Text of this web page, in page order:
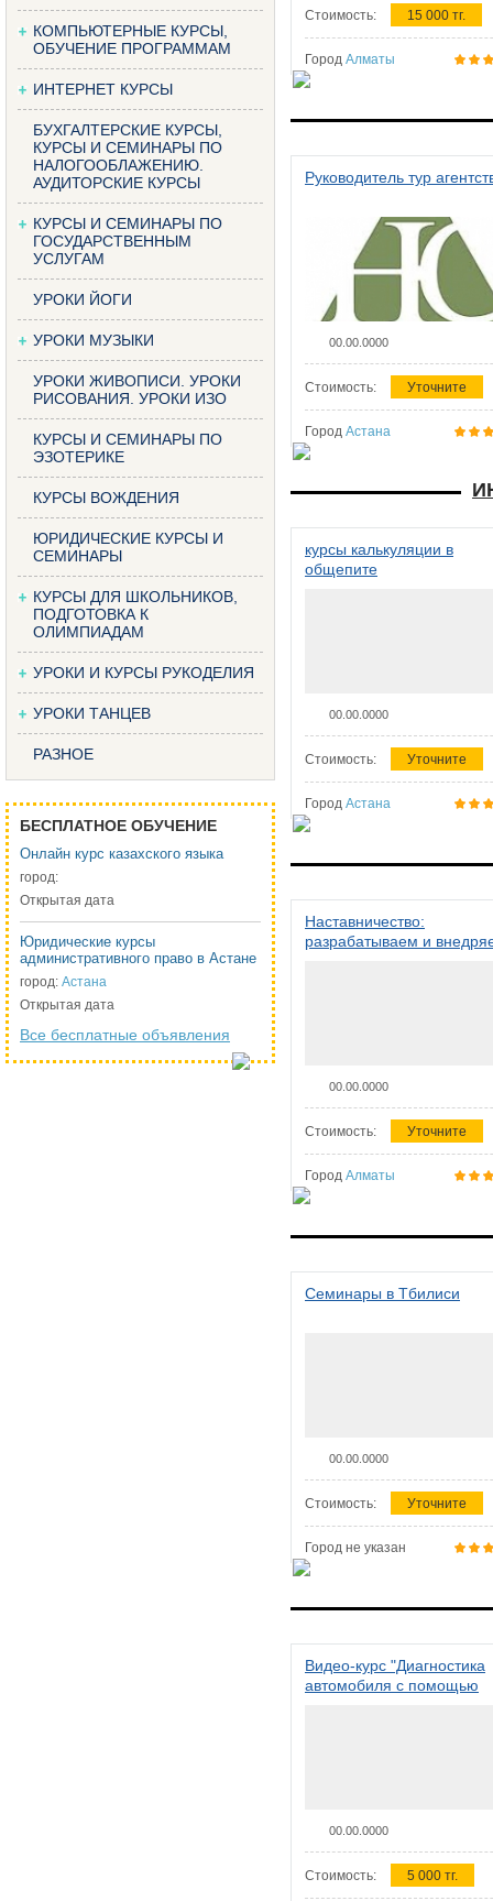
КОМПЬЮТЕРНЫЕ КУРСЫ,
ОБУЧЕНИЕ ПРОГРАММАМ
ИНТЕРНЕТ КУРСЫ
БУХГАЛТЕРСКИЕ КУРСЫ,
КУРСЫ И СЕМИНАРЫ ПО
НАЛОГООБЛАЖЕНИЮ.
АУДИТОРСКИЕ КУРСЫ
КУРСЫ И СЕМИНАРЫ ПО
ГОСУДАРСТВЕННЫМ
УСЛУГАМ
УРОКИ ЙОГИ
УРОКИ МУЗЫКИ
УРОКИ ЖИВОПИСИ. УРОКИ
РИСОВАНИЯ. УРОКИ ИЗО
КУРСЫ И СЕМИНАРЫ ПО
ЭЗОТЕРИКЕ
КУРСЫ ВОЖДЕНИЯ
ЮРИДИЧЕСКИЕ КУРСЫ И
СЕМИНАРЫ
КУРСЫ ДЛЯ ШКОЛЬНИКОВ,
ПОДГОТОВКА К
ОЛИМПИАДАМ
УРОКИ И КУРСЫ РУКОДЕЛИЯ
УРОКИ ТАНЦЕВ
РАЗНОЕ
БЕСПЛАТНОЕ ОБУЧЕНИЕ
Онлайн курс казахского языка
город:
Открытая дата
Юридические курсы
административного право в Астане
город: Астана
Открытая дата
Все бесплатные объявления
Стоимость: 15 000 тг.
Город Алматы
Руководитель тур
00.00.0000
Стоимость: Уточните
Город Астана
курсы калькуляции в
общепите
00.00.0000
Стоимость: Уточните
Город Астана
Наставничество:
разрабатываем и
00.00.0000
Стоимость: Уточните
Город Алматы
Семинары в Тбилиси
00.00.0000
Стоимость: Уточните
Город не указан
Видео-курс "Диагностика
автомобиля с помощью
00.00.0000
Стоимость: 5 000 тг.